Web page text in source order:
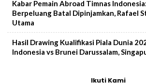
Kabar Pemain Abroad Timnas
Berpeluang Batal Dipinjamkan, Rafael
Utama
Hasil Drawing Kualifikasi Piala Dunia
Indonesia vs Brunei Darussalam,
Ikuti Kami